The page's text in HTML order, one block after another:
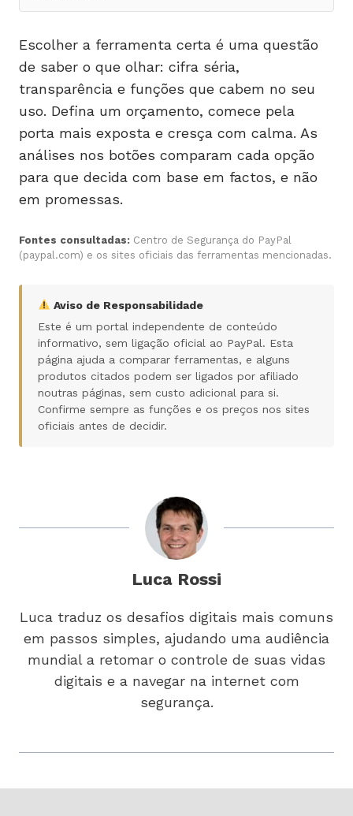
Escolher a ferramenta certa é uma questão
de saber o que olhar: cifra séria,
transparência e funções que cabem no seu
uso. Defina um orçamento, comece pela
porta mais exposta e cresça com calma. As
análises nos botões comparam cada opção
para que decida com base em factos, e não
em promessas.
Fontes consultadas: Centro de Segurança do PayPal
(paypal.com) e os sites oficiais das ferramentas mencionadas.
Aviso de Responsabilidade
Este é um portal independente de conteúdo
informativo, sem ligação oficial ao PayPal. Esta
página ajuda a comparar ferramentas, e alguns
produtos citados podem ser ligados por afiliado
noutras páginas, sem custo adicional para si.
Confirme sempre as funções e os preços nos sites
oficiais antes de decidir.
Luca Rossi
Luca traduz os desafios digitais mais comuns
em passos simples, ajudando uma audiência
mundial a retomar o controle de suas vidas
digitais e a navegar na internet com
segurança.